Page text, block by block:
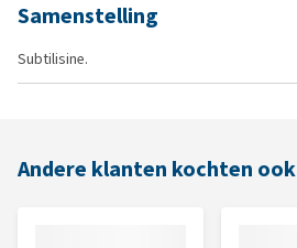
Samenstelling
Subtilisine.
Andere klanten kochten ook